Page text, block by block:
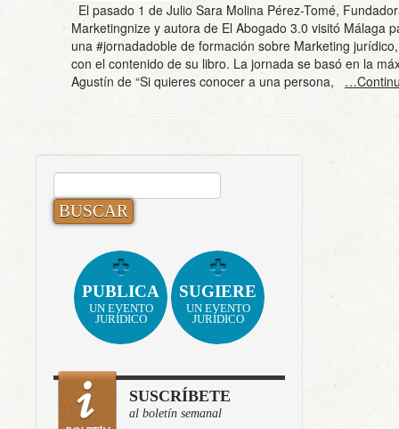
El pasado 1 de Julio Sara Molina Pérez-Tomé,
Marketingnize y autora de El Abogado 3.0 visitó Málaga
una #jornadadoble de formación sobre Marketing
con el contenido de su libro. La jornada se basó en la
Agustín de “Si quieres conocer a una persona,
BUSCAR:
PUBLICA
UN EVENTO
JURÍDICO
SUGIERE
UN EVENTO
JURÍDICO
SUSCRÍBETE
al boletín semanal